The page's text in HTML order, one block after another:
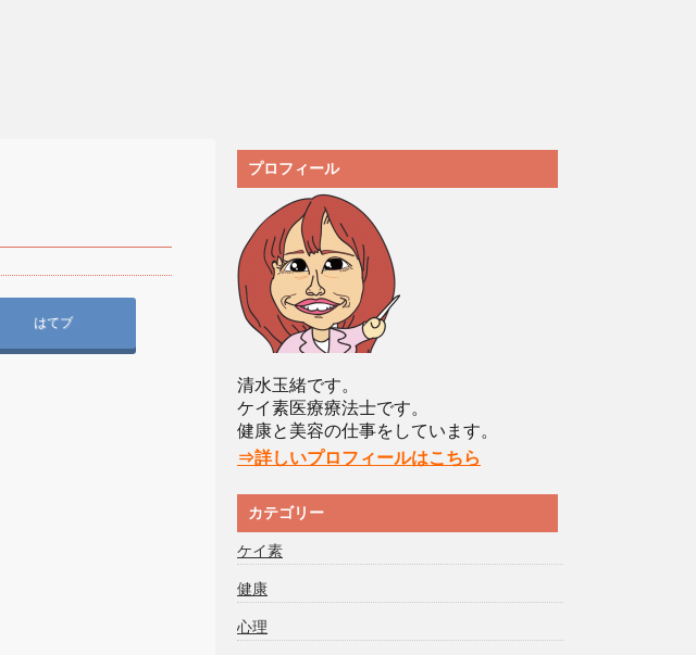
はてブ
プロフィール
清水玉緒です。
ケイ素医療療法士です。
健康と美容の仕事をしています。
⇒詳しいプロフィールはこちら
カテゴリー
ケイ素
健康
心理